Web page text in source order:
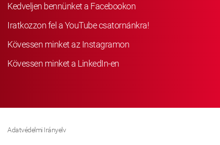
Kedveljen bennünket a Facebookon
Iratkozzon fel a YouTube csatornánkra!
Kövessen minket az Instagramon
Kövessen minket a LinkedIn-en
Adatvédelmi Irányelv